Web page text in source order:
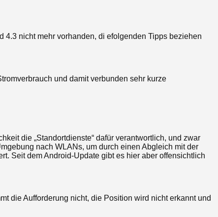
nicht mehr vorhanden, di efolgenden Tipps beziehen
und damit verbunden sehr kurze
die „Standortdienste“ dafür verantwortlich, und zwar
nach WLANs, um durch einen Abgleich mit der
Seit dem Android-Update gibt es hier aber offensichtlich
die Aufforderung nicht, die Position wird nicht erkannt und